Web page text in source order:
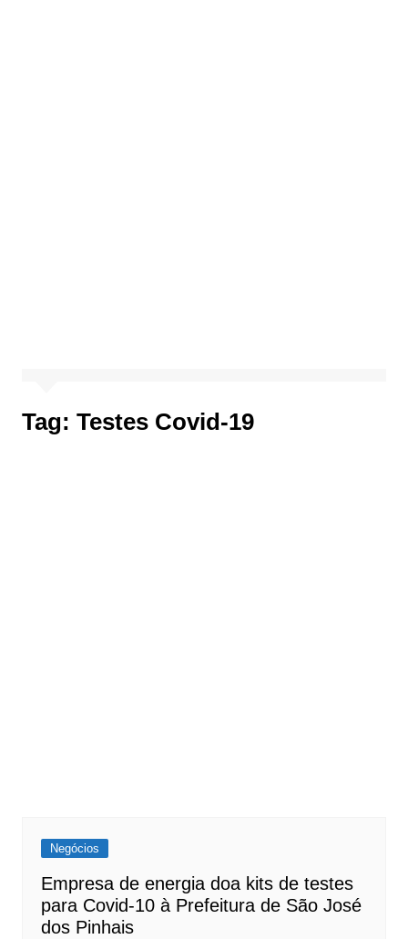
Tag: Testes Covid-19
Negócios
Empresa de energia doa kits de testes
para Covid-10 à Prefeitura de São José
dos Pinhais